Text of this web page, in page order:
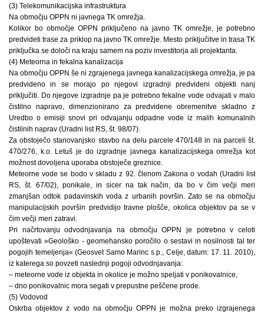
(3) Telekomunikacijska infrastruktura
Na območju OPPN ni javnega TK omrežja.
Kolikor bo območje OPPN priključeno na javno TK omrežje, je potrebno
predvideti trase za priklop na javno TK omrežje. Mesto priključitve in trasa TK
priključka se določi na kraju samem na poziv investitorja ali projektanta.
(4) Meteorna in fekalna kanalizacija
Na območju OPPN še ni zgrajenega javnega kanalizacijskega omrežja, je pa
predvideno in se morajo po njegovi izgradnji predvideni objekti nanj
priključiti. Do njegove izgradnje pa je potrebno fekalne vode odvajati v malo
čistilno napravo, dimenzionirano za predvidene obremenitve skladno z
Uredbo o emisiji snovi pri odvajanju odpadne vode iz malih komunalnih
čistilnih naprav (Uradni list RS, št. 98/07).
Za obstoječo stanovanjsko stavbo na delu parcele 470/148 in na parceli št.
470/276, k.o. Letuš je do izgradnje javnega kanalizacijskega omrežja kot
možnost dovoljena uporaba obstoječe greznice.
Meteorne vode se bodo v skladu z 92. členom Zakona o vodah (Uradni list
RS, št. 67/02), ponikale, in sicer na tak način, da bo v čim večji meri
zmanjšan odtok padavinskih voda z urbanih površin. Zato se na območju
manipulacijskih površin predvidijo travne plošče, okolica objektov pa se v
čim večji meri zatravi.
Pri načrtovanju odvodnjavanja na območju OPPN je potrebno v celoti
upoštevati »Geološko - geomehansko poročilo o sestavi in nosilnosti tal ter
pogojih temeljenja« (Geosvet Samo Marinc s.p., Celje, datum: 17. 11. 2010),
iz katerega so povzeti naslednji pogoji odvodnjavanja:
– meteorne vode iz objekta in okolice je možno speljati v ponikovalnice,
– dno ponikovalnic mora segati v prepustne peščene prode.
(5) Vodovod
Oskrba objektov z vodo na območju OPPN je možna preko izgrajenega